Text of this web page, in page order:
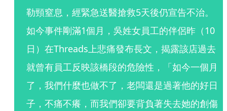
勒頸窒息，經緊急送醫搶救5天後仍宣告不治。
如今事件剛滿1個月，吳姓女員工的伴侶昨（10
日）在Threads上悲痛發布長文，揭露該店過去
就曾有員工反映該橋段的危險性，「如今一個月
了，我們什麼也做不了，老闆還是過著他的好日
子，不痛不癢，而我們卻要背負著失去她的創傷